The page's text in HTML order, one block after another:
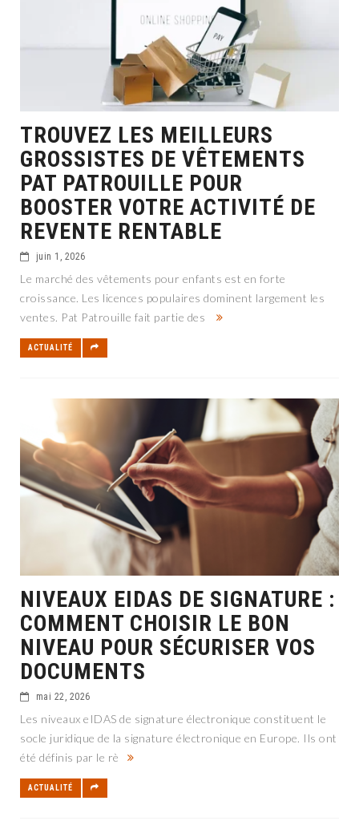
TROUVEZ LES MEILLEURS
GROSSISTES DE VÊTEMENTS
PAT PATROUILLE POUR
BOOSTER VOTRE ACTIVITÉ DE
REVENTE RENTABLE
juin 1, 2026
Le marché des vêtements pour enfants est en forte
croissance. Les licences populaires dominent largement les
ventes. Pat Patrouille fait partie des
ACTUALITÉ
NIVEAUX EIDAS DE SIGNATURE :
COMMENT CHOISIR LE BON
NIVEAU POUR SÉCURISER VOS
DOCUMENTS
mai 22, 2026
Les niveaux eIDAS de signature électronique constituent le
socle juridique de la signature électronique en Europe. Ils ont
été définis par le rè
ACTUALITÉ